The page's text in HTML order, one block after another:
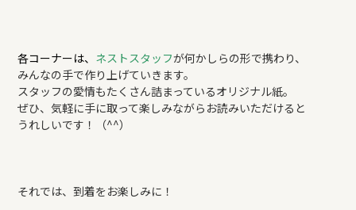
各コーナーは、 ネストスタッフが何かしらの形で携わり、
みんなの手で作り上げていきます。
スタッフの愛情もたくさん詰まっているオリジナル紙。
ぜひ、気軽に手に取って楽しみながらお読みいただけると
うれしいです！（^^）
それでは、到着をお楽しみに！